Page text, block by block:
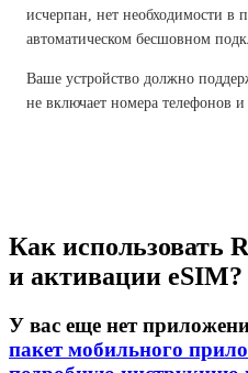
исчерпан, нет необходимости в
автоматическом бесшовном
Ваше устройство должно
не включает номера телефонов
Как использовать
и активации eSIM?
У вас еще нет
пакет мобильного